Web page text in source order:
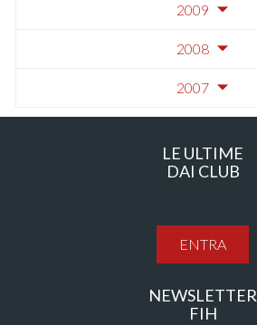
2009
2008
2007
LE ULTIME
DAI CLUB
ENTRA
NEWSLETTER
FIH